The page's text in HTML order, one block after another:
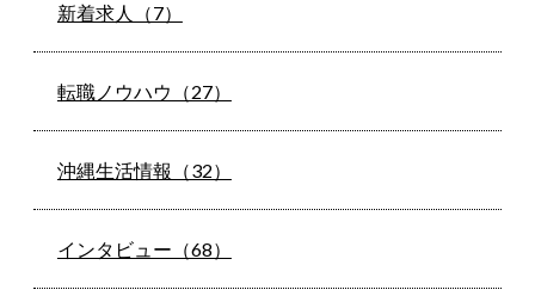
新着求人（7）
転職ノウハウ（27）
沖縄生活情報（32）
インタビュー（68）